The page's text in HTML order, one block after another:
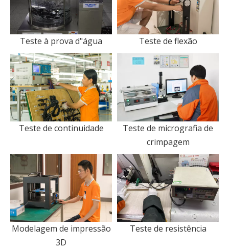
Teste à prova d"água Teste de flexão
Teste de continuidade
Teste de micrografia de
crimpagem
Modelagem de impressão
3D
Teste de resistência